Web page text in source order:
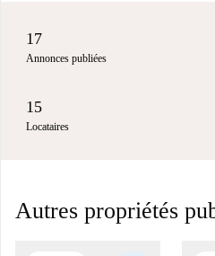
17
Annonces publiées
15
Locataires
Autres propriétés